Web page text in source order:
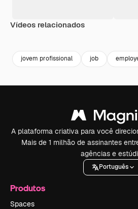
Vídeos relacionados
jovem profissional job
A plataforma criativa para você
Mais de 1 milhão de assinantes
agências e
Português
Produtos
Spaces